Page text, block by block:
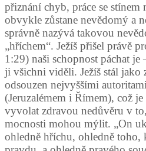
přiznání chyb, práce se stínem
obvykle zůstane nevědomý a
správně nazývá takovou
„hříchem“. Ježíš přišel právě
1:29) naši schopnost páchat
ji všichni viděli. Ježíš stál
odsouzen nejvyššími
(Jeruzalémem i Římem), což
vyvolat zdravou nedůvěru v
mocnosti mohou mýlit. „On
ohledně hříchu, ohledně toho,